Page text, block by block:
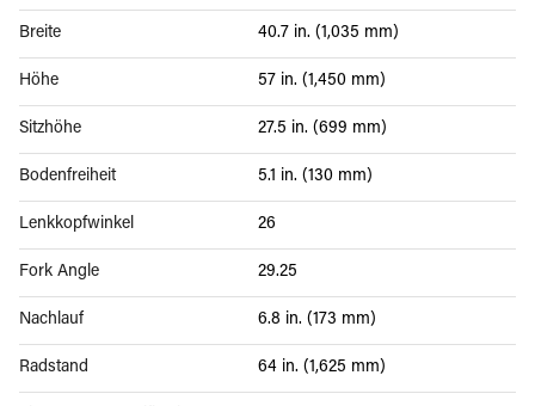
Breite 40.7 in. (1,035 mm)
Höhe 57 in. (1,450 mm)
Sitzhöhe 27.5 in. (699 mm)
Bodenfreiheit 5.1 in. (130 mm)
Lenkkopfwinkel 26
Fork Angle 29.25
Nachlauf 6.8 in. (173 mm)
Radstand 64 in. (1,625 mm)